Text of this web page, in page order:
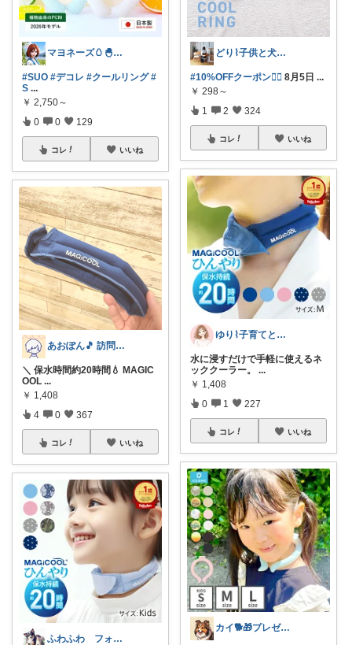
マヨネーズ🥚‪🐣✨️お礼はプロフで♪
#SUO #デコレ #クールリング #
S ...
￥ 2,750～
0 0 129
コレ いいね
あおぽん🎵 訪問感謝です˙꒳​˙
＼ 保水時間約20時間💧 MAGIC
OOL ...
￥ 1,408
4 0 367
コレ いいね
ふわふわ フォローいいねありがとう😊
どり⌇ 子供と犬と暮らし
#10%OFFクーポン❤️‍🔥 8月5日 ...
￥ 298～
1 2 324
コレ いいね
ゆり⌇子育てと暮らし🌷
水に浸すだけで手軽に使えるネ
ッククーラー。
...
￥ 1,408
0 1 227
コレ いいね
カイ🐕🎁プレゼント